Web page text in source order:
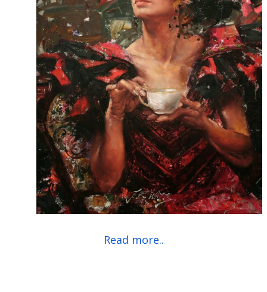
Read more..